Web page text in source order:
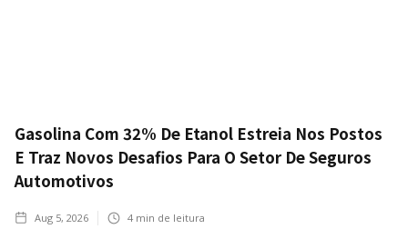
Gasolina Com 32% De Etanol Estreia Nos Postos
E Traz Novos Desafios Para O Setor De Seguros
Automotivos
Aug 5, 2026 4 min de leitura